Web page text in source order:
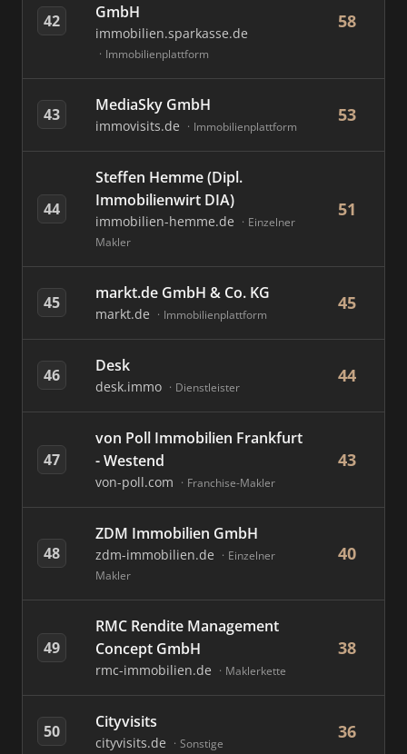
42
GmbH
immobilien.sparkasse.de
Immobilienplattform
58
43 MediaSky GmbH
immovisits.de Immobilienplattform
53
44
Steffen Hemme (Dipl.
Immobilienwirt DIA)
immobilien-hemme.de
Einzelner
Makler
51
45 markt.de GmbH & Co. KG
markt.de Immobilienplattform
45
46 Desk
desk.immo Dienstleister
44
47
von Poll Immobilien Frankfurt
- Westend
von-poll.com Franchise-Makler
43
48
ZDM Immobilien GmbH
zdm-immobilien.de
Einzelner
Makler
40
49
RMC Rendite Management
Concept GmbH
rmc-immobilien.de Maklerkette
38
50 Cityvisits
cityvisits.de Sonstige
36